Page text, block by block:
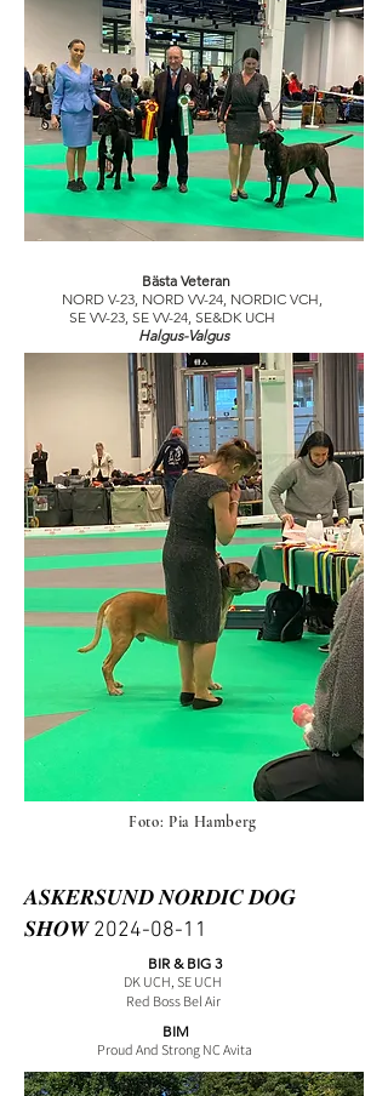
Bästa Veteran
NORD V-23, NORD VV-24, NORDIC VCH,
SE VV-23, SE VV-24, SE&DK UCH
Halgus-Valgus
Foto: Pia Hamberg
𝑨𝑺𝑲𝑬𝑹𝑺𝑼𝑵𝑫 𝑵𝑶𝑹𝑫𝑰𝑪 𝑫𝑶𝑮
𝑺𝑯𝑶𝑾2024-08-11
BIR & BIG 3
DK UCH, SE UCH
Red Boss Bel Air
BIM
Proud And Strong NC Avita